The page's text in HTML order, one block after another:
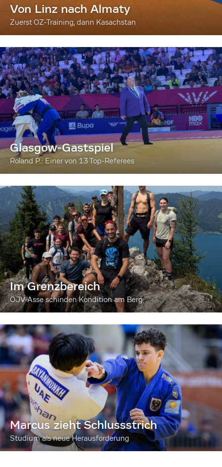
Von Linz nach Almaty
Zuerst OZ-Training, dann Kasachstan
Glasgow-Gastspiel
Roland P.: Einer von 13 Top-Referees
Im Grenzbereich
ÖJV-Asse schinden Kondition am Berg
Marcus zieht Schlussstrich
Studium als neue Herausforderung